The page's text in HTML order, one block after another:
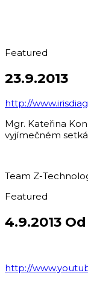
Featured
23.9.2013
http://
Mgr. Kateřina
vyjímečném
Team Z-
Featured
4.9.2013
http://